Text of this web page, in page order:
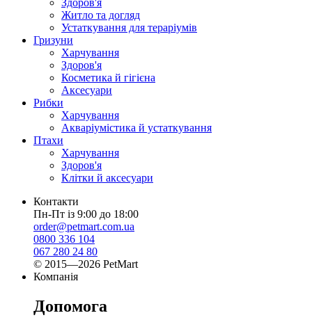
Житло та догляд
Устаткування для тераріумів
Гризуни
Харчування
Здоров'я
Косметика й гігієна
Аксесуари
Рибки
Харчування
Акваріумістика й устаткування
Птахи
Харчування
Здоров'я
Клітки й аксесуари
Контакти
Пн-Пт із 9:00 до 18:00
order@petmart.com.ua
0800 336 104
067 280 24 80
© 2015—2026 PetMart
Компанія
Допомога